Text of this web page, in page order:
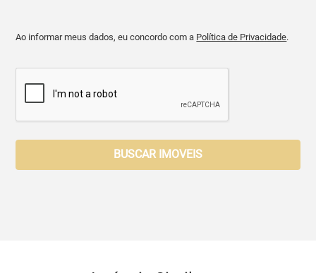
Ao informar meus dados, eu concordo com a Política de Privacidade.
BUSCAR IMOVEIS